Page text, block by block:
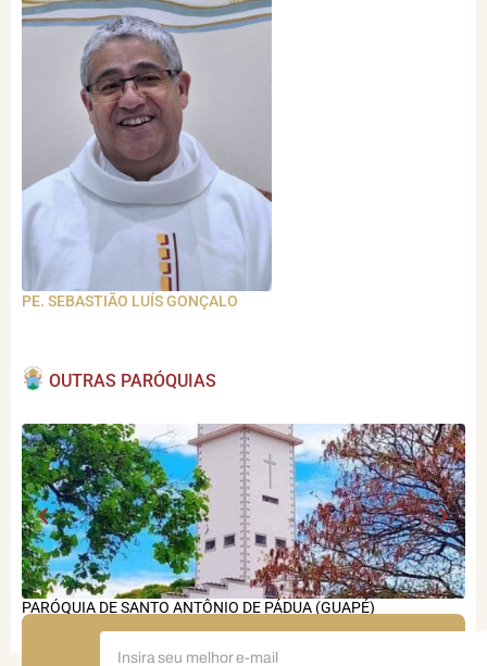
PE. SEBASTIÃO LUÍS GONÇALO
OUTRAS PARÓQUIAS
PARÓQUIA DE SANTO ANTÔNIO DE PÁDUA (GUAPÉ)